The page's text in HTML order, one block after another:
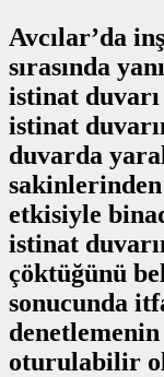
Avcılar’da
sırasında
istinat duvarı
istinat
duvarda
etkisiyle
istinat
çöktüğünü
sonucunda
oturulabilir